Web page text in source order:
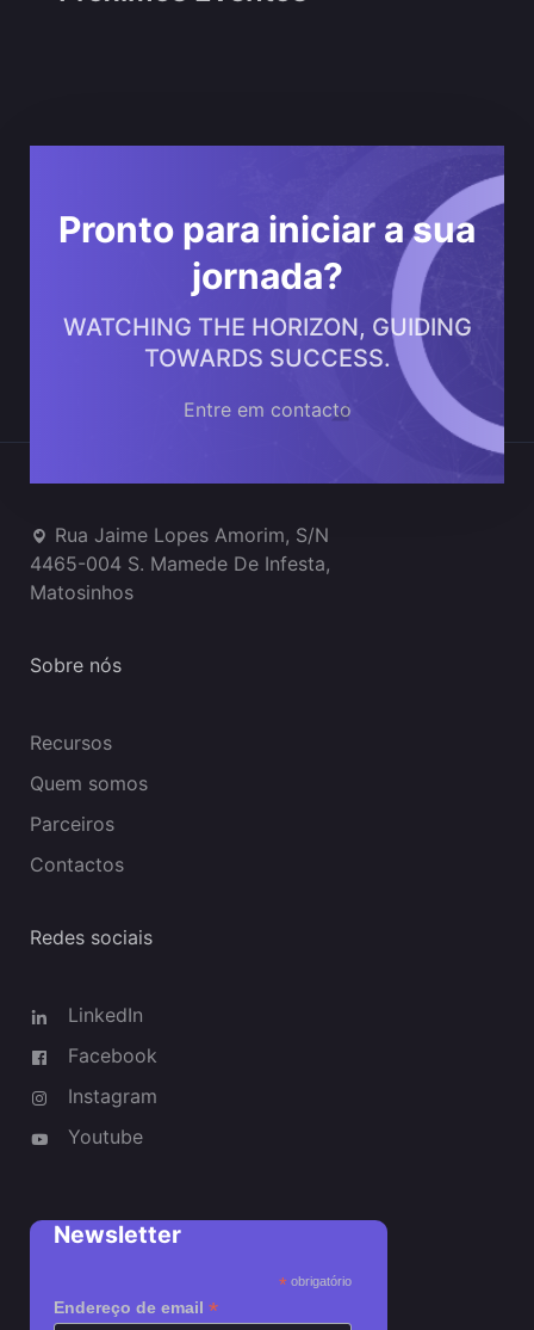
Pronto para iniciar a sua
jornada?
WATCHING THE HORIZON, GUIDING
TOWARDS SUCCESS.
Entre em contacto
Rua Jaime Lopes Amorim, S/N
4465-004 S. Mamede De Infesta,
Matosinhos
Sobre nós
Recursos
Quem somos
Parceiros
Contactos
Redes sociais
LinkedIn
Facebook
Instagram
Youtube
Newsletter
*obrigatório
Endereço de email *